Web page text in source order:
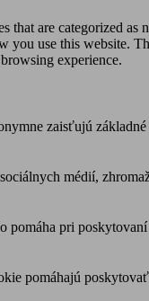
are categorized as
you use this website.
experience.
zaisťujú
médií,
pri
pomáhajú